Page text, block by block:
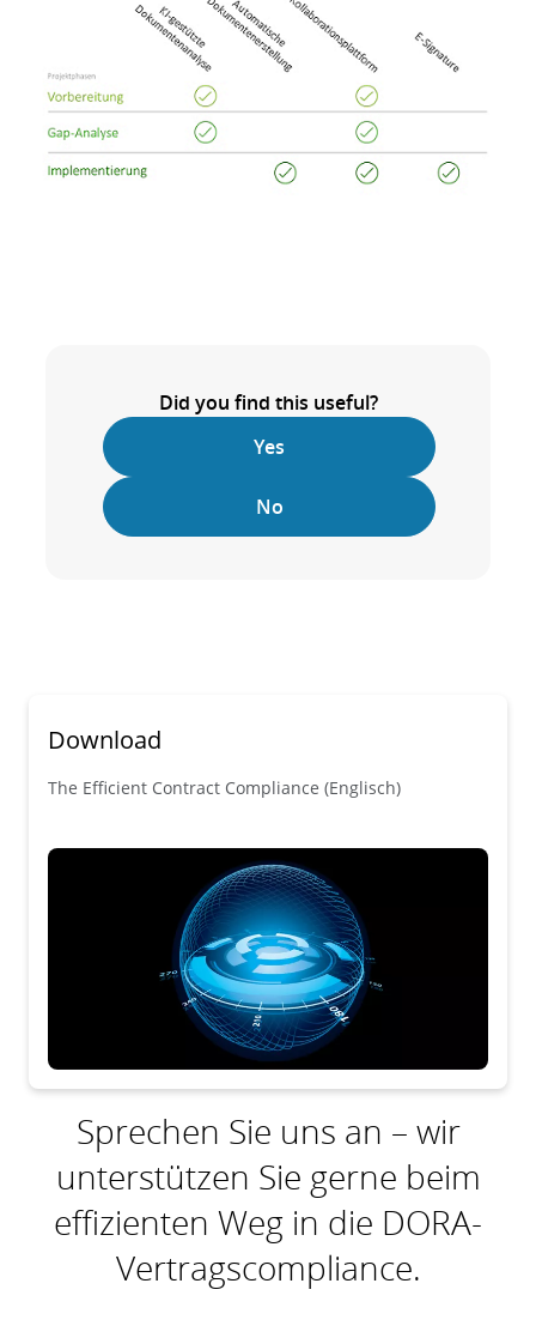
Did you find this useful?
Yes
No
Download
The Efficient Contract Compliance (Englisch)
Sprechen Sie uns an – wir
unterstützen Sie gerne beim
effizienten Weg in die DORA-
Vertragscompliance.